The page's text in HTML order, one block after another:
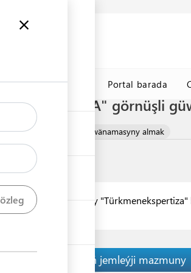
TDHÇMB Portal barada
Forma "A" görnüşli
gelip çykmagynynyň güwänamasyny almak
güwänamasy
Tertibiň jemleýji mazmuny